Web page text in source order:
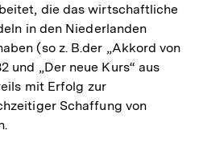
die das wirtschaftliche
in den Niederlanden
(so z. B.der „Akkord von
und „Der neue Kurs“ aus
mit Erfolg zur
Schaffung von